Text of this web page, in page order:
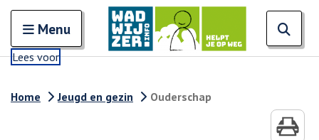
Open en sluit het
Menu
Lees voor
Home Jeugd en gezin Ouderschap